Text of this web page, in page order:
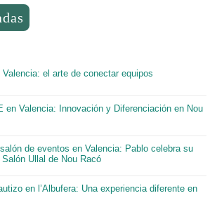
Valencia: el arte de conectar equipos
en Valencia: Innovación y Diferenciación en Nou
de eventos en Valencia: Pablo celebra su
Ullal de Nou Racó
en l’Albufera: Una experiencia diferente en